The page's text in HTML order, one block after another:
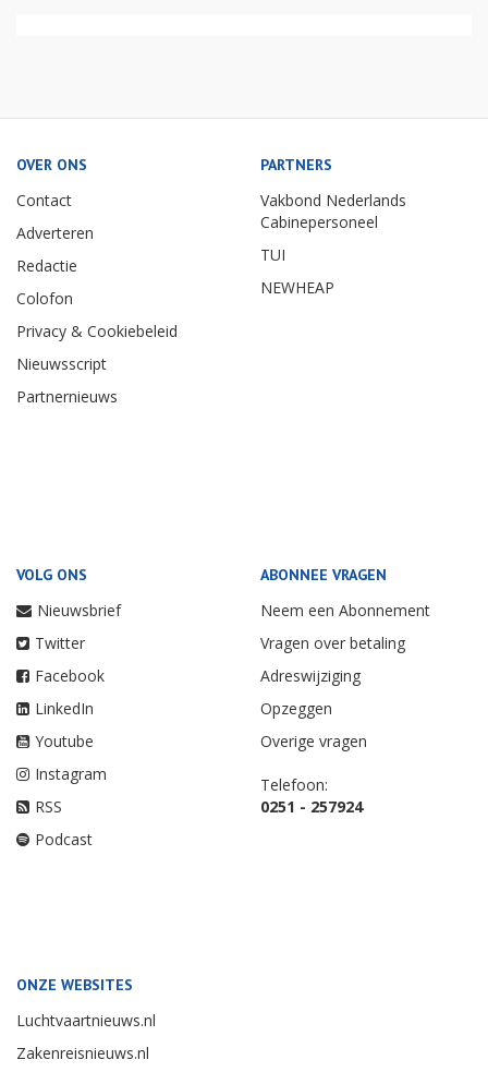
OVER ONS
Contact
Adverteren
Redactie
Colofon
Privacy & Cookiebeleid
Nieuwsscript
Partnernieuws
PARTNERS
Vakbond Nederlands
Cabinepersoneel
TUI
NEWHEAP
VOLG ONS
Nieuwsbrief
Twitter
Facebook
LinkedIn
Youtube
Instagram
RSS
Podcast
ABONNEE VRAGEN
Neem een Abonnement
Vragen over betaling
Adreswijziging
Opzeggen
Overige vragen
Telefoon:
0251 - 257924
ONZE WEBSITES
Luchtvaartnieuws.nl
Zakenreisnieuws.nl